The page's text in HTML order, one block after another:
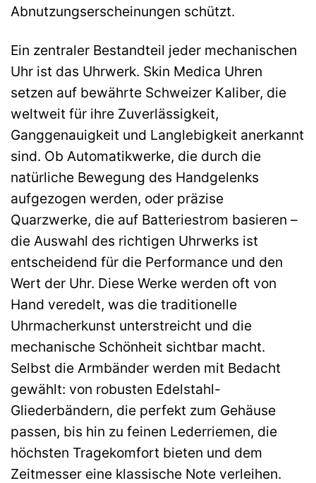
Abnutzungserscheinungen schützt.
Ein zentraler Bestandteil jeder mechanischen
Uhr ist das Uhrwerk. Skin Medica Uhren
setzen auf bewährte Schweizer Kaliber, die
weltweit für ihre Zuverlässigkeit,
Ganggenauigkeit und Langlebigkeit anerkannt
sind. Ob Automatikwerke, die durch die
natürliche Bewegung des Handgelenks
aufgezogen werden, oder präzise
Quarzwerke, die auf Batteriestrom basieren –
die Auswahl des richtigen Uhrwerks ist
entscheidend für die Performance und den
Wert der Uhr. Diese Werke werden oft von
Hand veredelt, was die traditionelle
Uhrmacherkunst unterstreicht und die
mechanische Schönheit sichtbar macht.
Selbst die Armbänder werden mit Bedacht
gewählt: von robusten Edelstahl-
Gliederbändern, die perfekt zum Gehäuse
passen, bis hin zu feinen Lederriemen, die
höchsten Tragekomfort bieten und dem
Zeitmesser eine klassische Note verleihen.